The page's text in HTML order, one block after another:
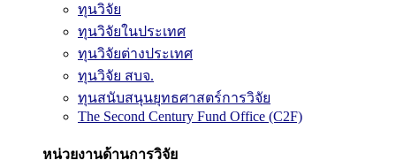
ทุนวิจัย
ทุนวิจัยในประเทศ
ทุนวิจัยต่างประเทศ
ทุนวิจัย สบจ.
ทุนสนับสนุนยุทธศาสตร์การวิจัย
The Second Century Fund Office (C2F)
หน่วยงานด้านการวิจัย